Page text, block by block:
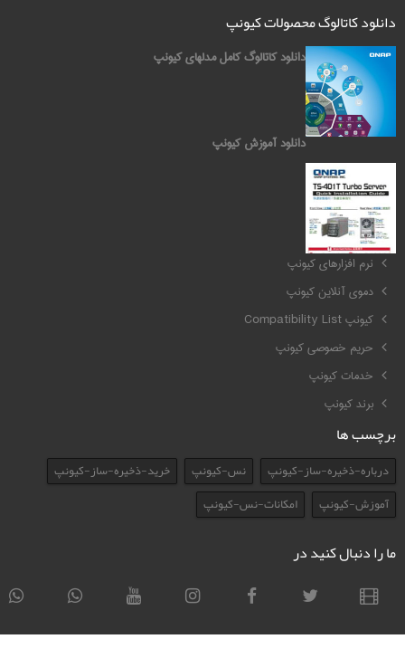
دانلود کاتالوگ محصولات کیونپ
دانلود کاتالوگ کامل مدلهای کیونپ
دانلود آموزش کیونپ
کیونپ QNAP
نرم افزارهای کیونپ
دموی آنلاین کیونپ
کیونپ Compatibility List
حریم خصوصی کیونپ
خدمات کیونپ
برند کیونپ
برچسب ها
درباره-ذخیره-ساز-کیونپ نس-کیونپ
خرید-ذخیره-ساز-کیونپ
آموزش-کیونپ
امکانات-نس-کیونپ
ما را دنبال کنید در